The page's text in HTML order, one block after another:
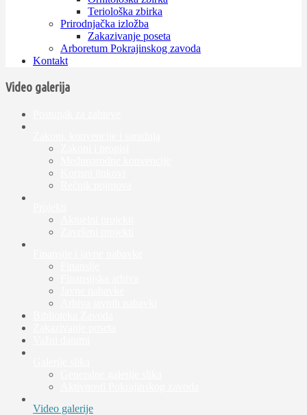
Teriološka zbirka
Prirodnjačka izložba
Zakazivanje poseta
Arboretum Pokrajinskog zavoda
Kontakt
Video galerija
Video galerije